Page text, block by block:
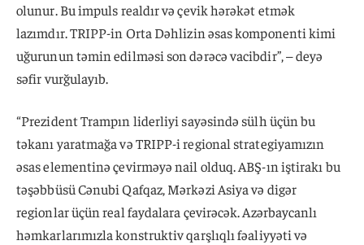
olunur. Bu impuls realdır və çevik hərəkət etmək
lazımdır. TRIPP-in Orta Dəhlizin əsas komponenti kimi
uğurunun təmin edilməsi son dərəcə vacibdir”, – deyə
səfir vurğulayıb.
“Prezident Trampın liderliyi sayəsində sülh üçün bu
təkanı yaratmağa və TRIPP-i regional strategiyamızın
əsas elementinə çevirməyə nail olduq. ABŞ-ın iştirakı bu
təşəbbüsü Cənubi Qafqaz, Mərkəzi Asiya və digər
regionlar üçün real faydalara çevirəcək. Azərbaycanlı
həmkarlarımızla konstruktiv qarşlıqlı fəaliyyəti və